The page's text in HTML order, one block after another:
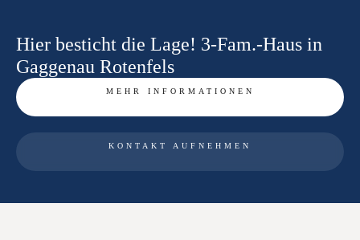
Hier besticht die Lage! 3-Fam.-Haus in
Gaggenau Rotenfels
MEHR INFORMATIONEN
KONTAKT AUFNEHMEN